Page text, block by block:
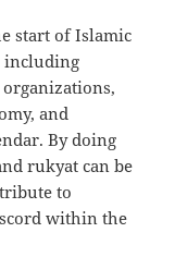
start of Islamic
including
and
By doing
rukyat can be
to
within the